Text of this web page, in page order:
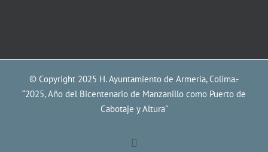
© Copyright 2025 H. Ayuntamiento de Armería, Colima.-
“2025, Año del Bicentenario de Manzanillo como Puerto de
Cabotaje y Altura”